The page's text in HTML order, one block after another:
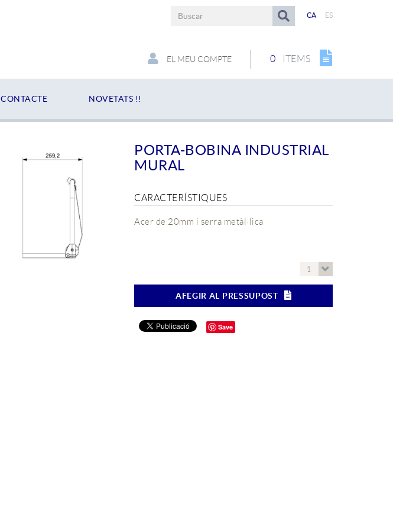
CA ES
0 ITEMS
EL MEU COMPTE
CONTACTE NOVETATS !!
PORTA-BOBINA INDUSTRIAL
MURAL
CARACTERÍSTIQUES
Acer de 20mm i serra metàl·lica
1
AFEGIR AL PRESSUPOST
Save